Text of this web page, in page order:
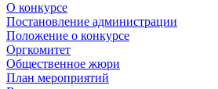
О конкурсе
Постановление администрации
Положение о конкурсе
Оргкомитет
Общественное жюри
План мероприятий